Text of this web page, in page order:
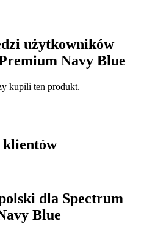
użytkowników
Navy Blue
kupili ten produkt.
klientów
dla Spectrum
Blue